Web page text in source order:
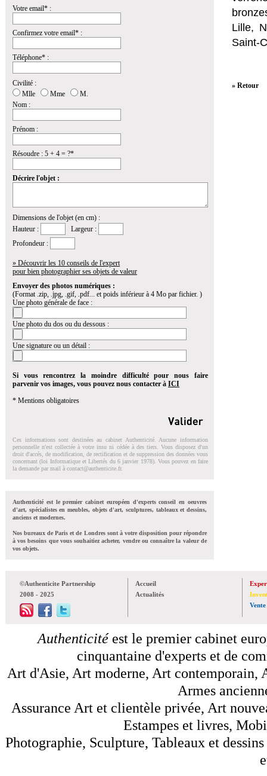
Votre email* :
Confirmez votre email* :
Téléphone* :
Civilité :
Mlle
Mme
M.
Nom :
Prénom :
Résoudre : 5 + 4 = ?*
Décrire l'objet :
Dimensions de l'objet (en cm) :
Hauteur :
Largeur :
Profondeur :
» Découvrir les 10 conseils de l'expert
pour bien photographier ses objets de valeur
Envoyer des photos numériques :
(Format .zip, .jpg, .gif, .pdf... et poids inférieur à 4 Mo par fichier. )
Une photo générale de face :
Une photo du dos ou du dessous :
Une signature ou un détail :
Si vous rencontrez la moindre difficulté pour nous faire
parvenir vos images, vous pouvez nous contacter à ICI
* Mentions obligatoires
Ces informations sont destinées au cabinet Authenticité. Aucune information
personnelle n'est collectée à votre insu ni cédée à des tiers. Vous disposez d'un
droit d'accés, de modification, de rectification et de suppression des données vous
concernant (loi Informatique et Libertés du 6 janvier 1978). Vous pouvez en faire
la demande par mail à contact@authenticite.fr.
Authenticité est le premier cabinet européen d'experts conseil en oeuvres
d'art, spécialistes en meubles, objets d'art, sculptures, tableaux et dessins,
anciens et modernes.
Nos bureaux de Paris et de Londres sont à votre disposition pour répondre
à vos besoins que vous souhaitiez acheter, vendre ou connaître la valeur de
vos objets.
Lille,
Saint-
» Retour
©Authenticite Partnership
2008 - 2025
Accueil
Actualités
Vente
Authenticitéest le premier cabinet
cinquantaine d'experts et de
Art d'Asie, Art moderne, Art contemporain,
Armes
Assurance Art et clientèle privée, Art
Estampes et livres,
Photographie, Sculpture, Tableaux et